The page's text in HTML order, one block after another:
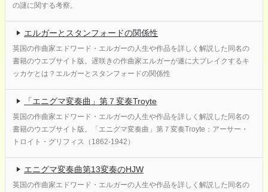
の謎に関する考察。
エルガーとスタンフォードの関係性
英国の作曲家エドワード・エルガーの人生や作品を詳しく解説した同名の
書籍のウエブサイト版。遅咲きの作曲家エルガーが遂に大ブレイクするキ
ッカケとは？エルガーとスタンフォードの関係性
「エニグマ変奏曲」第７変奏Troyte
英国の作曲家エドワード・エルガーの人生や作品を詳しく解説した同名の
書籍のウエブサイト版。「エニグマ変奏曲」第７変奏Troyte：アーサー・
トロイト・グリフィス（1862-1942）
エニグマ変奏曲第13変奏のHJW
英国の作曲家エドワード・エルガーの人生や作品を詳しく解説した同名の